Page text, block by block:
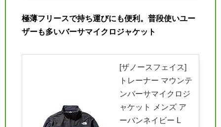
極薄フリースで持ち運びにも便利。普段使いユー
ザーも多いバーサマイクロジャケット
[ザノースフェイス]
トレーナー マウンテ
ンバーサマイクロジ
ャケット メンズ ア
ーバンネイビー L